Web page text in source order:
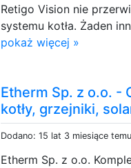
Retigo Vision nie
systemu kotła. Żaden
pokaż więcej »
Etherm Sp. z o.o. -
kotły, grzejniki,
Dodano: 15 lat 3 miesiące temu
Etherm Sp. z o.o.